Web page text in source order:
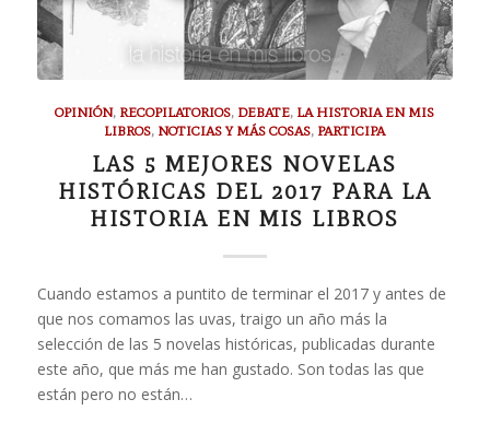
OPINIÓN, RECOPILATORIOS, DEBATE, LA HISTORIA EN MIS
LIBROS, NOTICIAS Y MÁS COSAS, PARTICIPA
LAS 5 MEJORES NOVELAS
HISTÓRICAS DEL 2017 PARA LA
HISTORIA EN MIS LIBROS
Cuando estamos a puntito de terminar el 2017 y antes de
que nos comamos las uvas, traigo un año más la
selección de las 5 novelas históricas, publicadas durante
este año, que más me han gustado. Son todas las que
están pero no están…